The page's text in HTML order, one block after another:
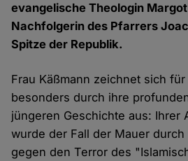
evangelische Theologin
Nachfolgerin des Pfarrers
Spitze der Republik.
Frau Käßmann zeichnet sich
besonders durch ihre
jüngeren Geschichte aus: Ihrer
wurde der Fall der Mauer
gegen den Terror des